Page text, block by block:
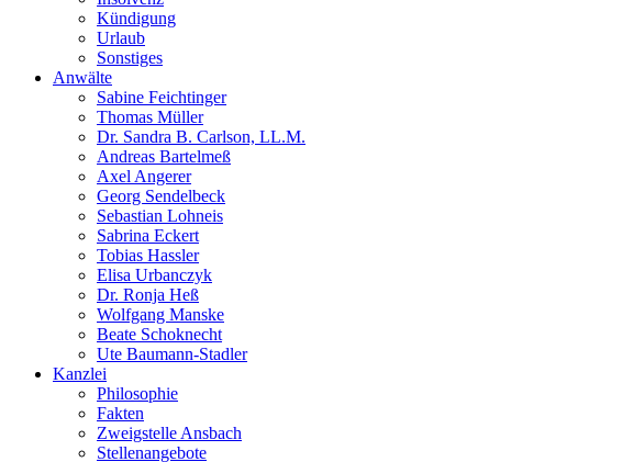
Kündigung
Urlaub
Sonstiges
Anwälte
Sabine Feichtinger
Thomas Müller
Dr. Sandra B. Carlson, LL.M.
Andreas Bartelmeß
Axel Angerer
Georg Sendelbeck
Sebastian Lohneis
Sabrina Eckert
Tobias Hassler
Elisa Urbanczyk
Dr. Ronja Heß
Wolfgang Manske
Beate Schoknecht
Ute Baumann-Stadler
Kanzlei
Philosophie
Fakten
Zweigstelle Ansbach
Stellenangebote